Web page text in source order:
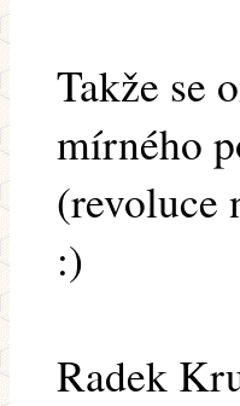
Takže se
mírného
(revoluce
:)
Radek